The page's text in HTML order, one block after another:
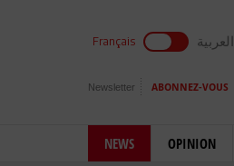
Français العربية
Newsletter ABONNEZ-VOUS
NEWS OPINION